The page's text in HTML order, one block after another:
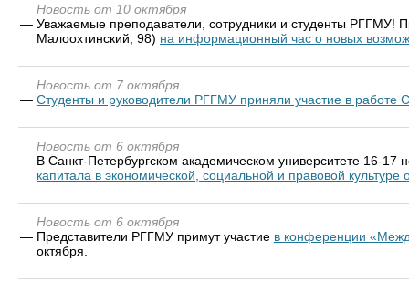
Новость от 10 октября
— Уважаемые преподаватели, сотрудники и студенты РГГМУ!
Малоохтинский, 98) на информационный час о новых
Новость от 7 октября
— Студенты и руководители РГГМУ приняли участие в работе
Новость от 6 октября
— В Санкт-Петербургском академическом университете 16-17
капитала в экономической, социальной и правовой
Новость от 6 октября
— Представители РГГМУ примут участие в конференции
октября.